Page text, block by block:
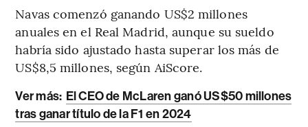
Navas comenzó ganando US$2 millones
anuales en el Real Madrid, aunque su sueldo
habría sido ajustado hasta superar los más de
US$8,5 millones, según AiScore.
Ver más: El CEO de McLaren ganó US$50 millones
tras ganar título de la F1 en 2024